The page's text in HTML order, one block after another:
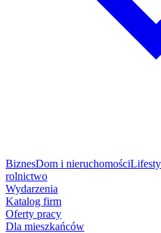
BiznesDom i nieruchomości
rolnictwo
Wydarzenia
Katalog firm
Oferty pracy
Dla mieszkańców